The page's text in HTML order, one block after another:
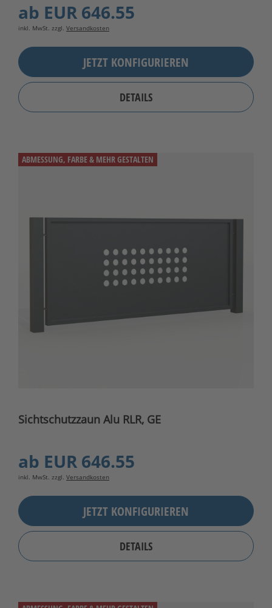
ab EUR 646.55
inkl. MwSt. zzgl. Versandkosten
JETZT KONFIGURIEREN
DETAILS
ABMESSUNG, FARBE & MEHR GESTALTEN
Sichtschutzzaun Alu RLR, GE
ab EUR 646.55
inkl. MwSt. zzgl. Versandkosten
JETZT KONFIGURIEREN
DETAILS